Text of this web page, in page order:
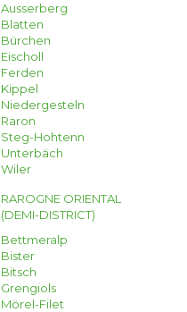
Ausserberg
Blatten
Bürchen
Eischoll
Ferden
Kippel
Niedergesteln
Raron
Steg-Hohtenn
Unterbäch
Wiler
RAROGNE ORIENTAL
(DEMI-DISTRICT)
Bettmeralp
Bister
Bitsch
Grengiols
Mörel-Filet